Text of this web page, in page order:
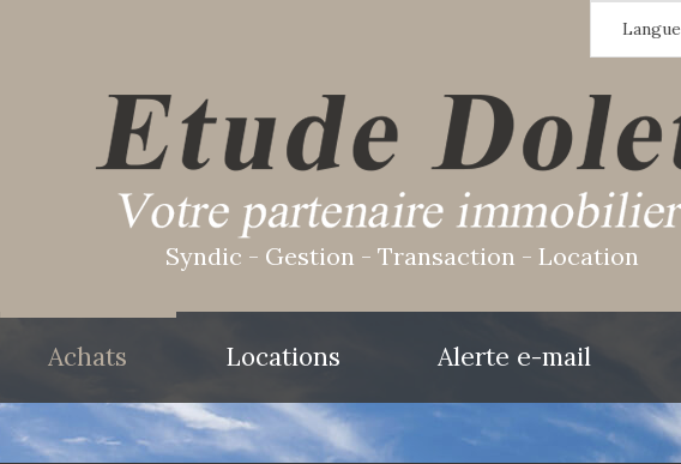
Langue
Syndic - Gestion - Transaction - Location
Achats Locations Alerte e-mail